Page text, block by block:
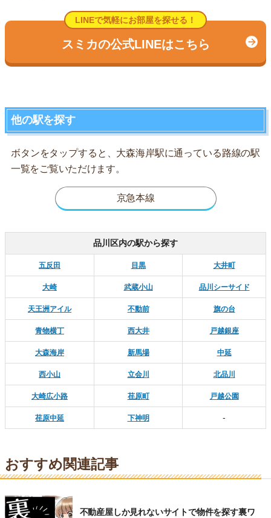
LINEで気軽にお部屋を探せる！
スミカの公式LINEはこちら
他の駅を探す
ボタンをタップすると、大森海岸駅に通っている路線の駅
一覧をご覧いただけます。
京急本線
品川区内の駅から探す
五反田 目黒 大井町
大崎 武蔵小山 品川シーサイド
天王洲アイル 不動前 旗の台
青物横丁 西大井 戸越銀座
大森海岸 新馬場 中延
西小山 立会川 北品川
大崎広小路 荏原町 戸越公園
荏原中延 下神明 -
おすすめ関連記事
不動産屋しか見れないサイトで物件を探す裏ワ